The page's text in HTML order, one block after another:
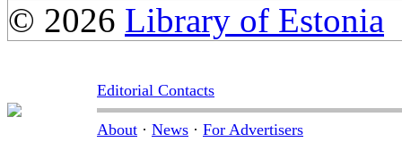
© 2026 Library of Estonia
Editorial Contacts
About · News · For Advertisers